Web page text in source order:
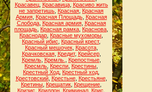
Красавец, Красавица, Красиво жить
не запретишь Красная Красная
Армия, Красная Площадь, Красная
Слобода, Красная армия, Красная
площадь Красная рамка Краснова
Краснодар Красные мухоморы
Красный ибис
Красный крест,
Красный мешочек, Красота,
Крачковская, Кредит, Крейсер,
Кремль, Кремль. Крепостные,
Кресмль Креспи Крестины
Крестный Ход Крестный ход
Крестовский, Крестьне, Крестьяне,
Кретины Крещатик Крещение
Кризис
Криллон Криминал Крис